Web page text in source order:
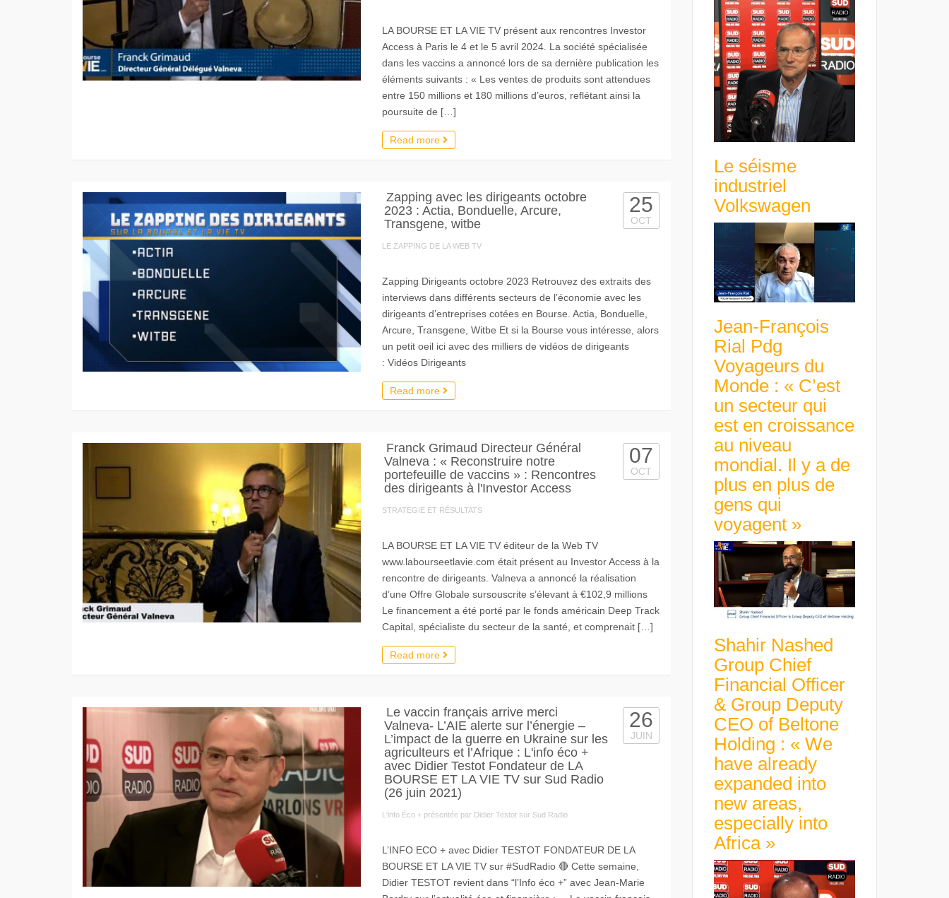
LA BOURSE ET LA VIE TV présent aux rencontres Investor
Access à Paris le 4 et le 5 avril 2024. La société spécialisée
dans les vaccins a annoncé lors de sa dernière publication les
éléments suivants : « Les ventes de produits sont attendues
entre 150 millions et 180 millions d’euros, reflétant ainsi la
poursuite de […]
Read more
Zapping avec les dirigeants octobre
2023 : Actia, Bonduelle, Arcure,
Transgene, witbe
LE ZAPPING DE LA WEB TV
25
OCT
Zapping Dirigeants octobre 2023 Retrouvez des extraits des
interviews dans différents secteurs de l’économie avec les
dirigeants d’entreprises cotées en Bourse. Actia, Bonduelle,
Arcure, Transgene, Witbe Et si la Bourse vous intéresse, alors
un petit oeil ici avec des milliers de vidéos de dirigeants
: Vidéos Dirigeants
Read more
Franck Grimaud Directeur Général
Valneva : « Reconstruire notre
portefeuille de vaccins » : Rencontres
des dirigeants à l'Investor Access
STRATEGIE ET RÉSULTATS
07
OCT
LA BOURSE ET LA VIE TV éditeur de la Web TV
www.labourseetlavie.com était présent au Investor Access à la
rencontre de dirigeants. Valneva a annoncé la réalisation
d’une Offre Globale sursouscrite s’élevant à €102,9 millions
Le financement a été porté par le fonds américain Deep Track
Capital, spécialiste du secteur de la santé, et comprenait […]
Read more
Le vaccin français arrive merci
Valneva- L’AIE alerte sur l’énergie –
L’impact de la guerre en Ukraine sur les
agriculteurs et l’Afrique : L'info éco +
avec Didier Testot Fondateur de LA
BOURSE ET LA VIE TV sur Sud Radio
(26 juin 2021)
L'info Éco + présentée par Didier Testot sur Sud Radio
26
JUIN
L’INFO ECO + avec Didier TESTOT FONDATEUR DE LA
BOURSE ET LA VIE TV sur #SudRadio 🔴 Cette semaine,
Didier TESTOT revient dans “l’Info éco +” avec Jean-Marie
Le séisme
industriel
Volkswagen
Jean-François
Rial Pdg
Voyageurs du
Monde : « C’est
un secteur qui
est en croissance
au niveau
mondial. Il y a de
plus en plus de
gens qui
voyagent »
Shahir Nashed
Group Chief
Financial Officer
& Group Deputy
CEO of Beltone
Holding : « We
have already
expanded into
new areas,
especially into
Africa »